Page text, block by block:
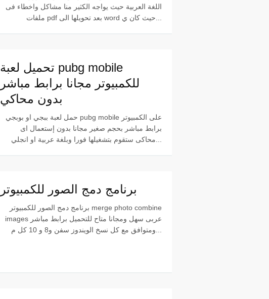
اللغة العربية حيث يواجه الكثير منا مشاكل واخطاء فى
تحميل لعبة pubg mobile
للكمبيوتر مجانا برابط مباشر
بدون محاكي
حمل لعبة ببجي او بوبجي pubg mobile على الكمبيوتر
برابط مباشر بحجم صغير مجانا بدون إستعمال اى
برنامج دمج الصور للكمبيوتر
برنامج دمج الصور للكمبيوتر merge photo combine
images عربى سهل ومجانا متاح للتحميل برابط مباشر